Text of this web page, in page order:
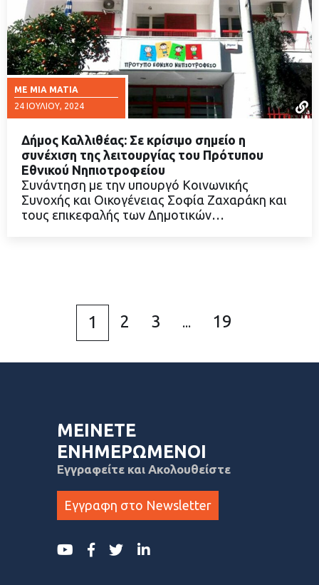
ΜΕ ΜΙΑ ΜΑΤΙΆ
24 ΙΟΥΛΊΟΥ, 2024
ΔΙΑΒΑΣΤΕ ΠΕΡΙΣΣΟΤΕΡΑ
Δήμος Καλλιθέας: Σε κρίσιμο σημείο η
συνέχιση της λειτουργίας του Πρότυπου
Εθνικού Νηπιοτροφείου
Συνάντηση με την υπουργό Κοινωνικής
Συνοχής και Οικογένειας Σοφία Ζαχαράκη και
τους επικεφαλής των Δημοτικών…
1 2 3 ... 19
ΜΕΙΝΕΤΕ
ΕΝΗΜΕΡΩΜΕΝΟΙ
Εγγραφείτε και Ακολουθείστε
Εγγραφη στο Newsletter